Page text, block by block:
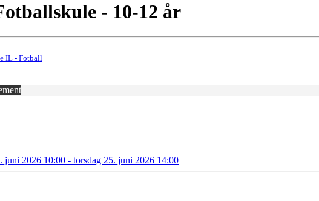
- 10-12 år
IL - Fotball
juni 2026 10:00 - torsdag 25. juni 2026 14:00